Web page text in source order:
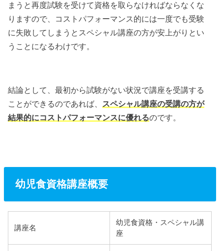
まうと再度試験を受けて資格を取らなければならなくな
りますので、コストパフォーマンス的には一度でも受験
に失敗してしまうとスペシャル講座の方が安上がりとい
うことになるわけです。
結論として、最初から試験がない状況で講座を受講する
ことができるのであれば、 スペシャル講座の受講の方が
結果的にコストパフォーマンスに優れるのです。
幼児食資格講座概要
講座名
幼児食資格・スペシャル講
座